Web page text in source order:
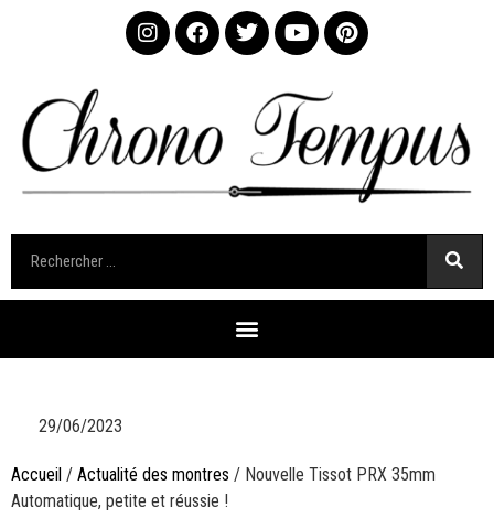
29/06/2023
Accueil / Actualité des montres / Nouvelle Tissot PRX 35mm
Automatique, petite et réussie !